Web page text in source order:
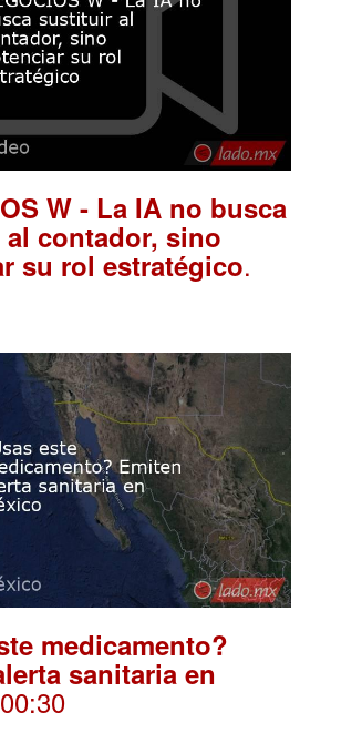
W - La IA no busca
contador, sino
su rol estratégico.
medicamento?
sanitaria en